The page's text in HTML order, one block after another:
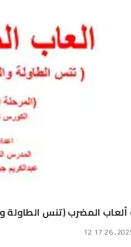
المضرب (تنس الطاولة